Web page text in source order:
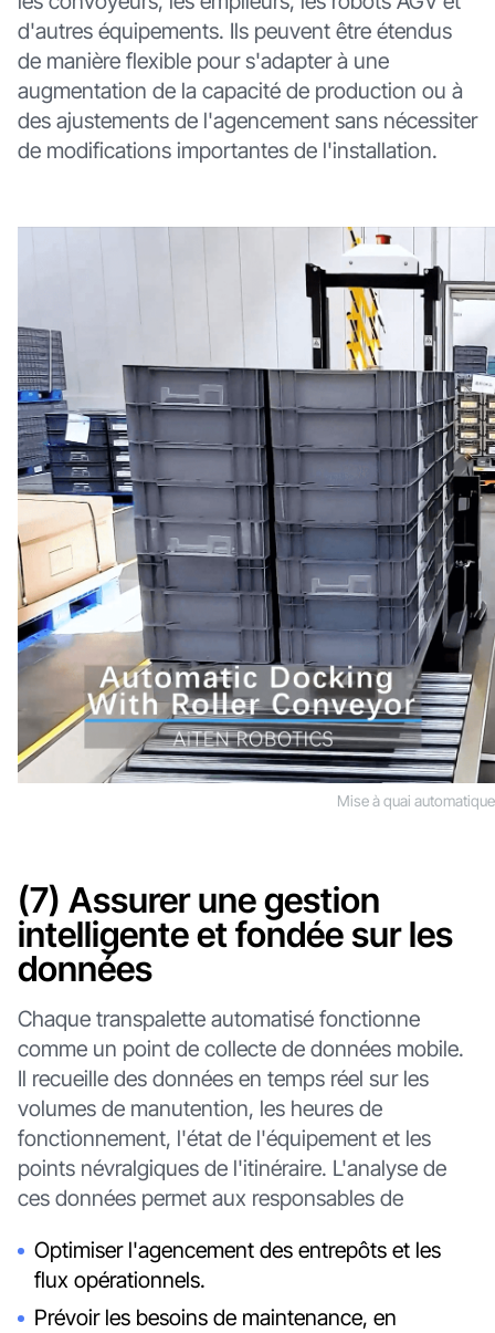
d'autres équipements. Ils peuvent être étendus
de manière flexible pour s'adapter à une
augmentation de la capacité de production ou à
des ajustements de l'agencement sans nécessiter
de modifications importantes de l'installation.
Mise à quai
(7) Assurer une gestion
intelligente et fondée sur les
données
Chaque transpalette automatisé fonctionne
comme un point de collecte de données mobile.
Il recueille des données en temps réel sur les
volumes de manutention, les heures de
fonctionnement, l'état de l'équipement et les
points névralgiques de l'itinéraire. L'analyse de
ces données permet aux responsables de
Optimiser l'agencement des entrepôts et les
flux opérationnels.
Prévoir les besoins de maintenance, en